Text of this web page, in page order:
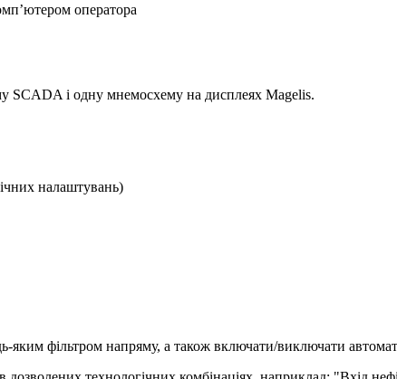
оператора
SCADA і одну мнемосхему на дисплеях Magelis.
налаштувань)
яким фільтром напряму, а також включати/виключати